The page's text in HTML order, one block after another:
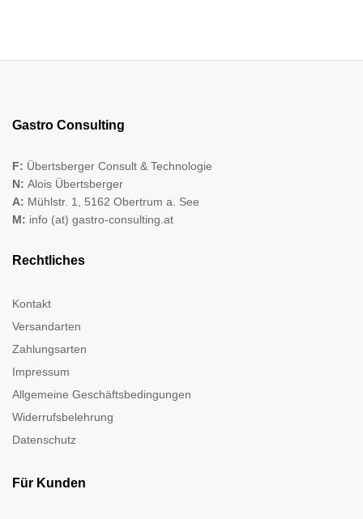
Gastro Consulting
F: Übertsberger Consult & Technologie
N: Alois Übertsberger
A: Mühlstr. 1, 5162 Obertrum a. See
M: info (at) gastro-consulting.at
Rechtliches
Kontakt
Versandarten
Zahlungsarten
Impressum
Allgemeine Geschäftsbedingungen
Widerrufsbelehrung
Datenschutz
Für Kunden